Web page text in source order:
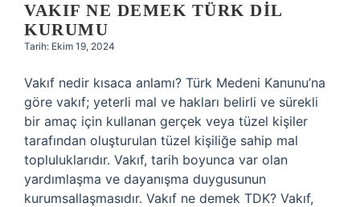
VAKIF NE DEMEK TÜRK DIL
KURUMU
Tarih: Ekim 19, 2024
Vakıf nedir kısaca anlamı? Türk Medeni Kanunu’na
göre vakıf; yeterli mal ve hakları belirli ve sürekli
bir amaç için kullanan gerçek veya tüzel kişiler
tarafından oluşturulan tüzel kişiliğe sahip mal
topluluklarıdır. Vakıf, tarih boyunca var olan
yardımlaşma ve dayanışma duygusunun
kurumsallaşmasıdır. Vakıf ne demek TDK? Vakıf,